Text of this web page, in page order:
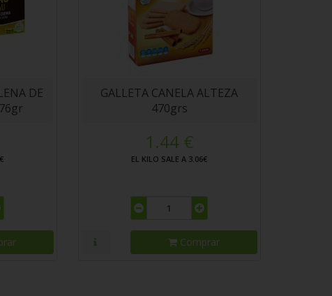
DE
GALLETA CANELA ALTEZA
470grs
1.44 €
EL KILO SALE A 3.06€
Comprar